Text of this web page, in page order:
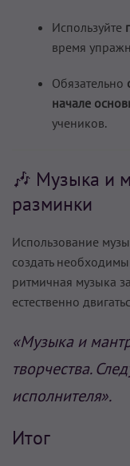
Используйте
время
Обязательно
начале
учеников.
🎶 Музыка и
разминки
Использование
создать
ритмичная музыка
естественно
«Музыка и
творчества.
исполнителя».
Итог